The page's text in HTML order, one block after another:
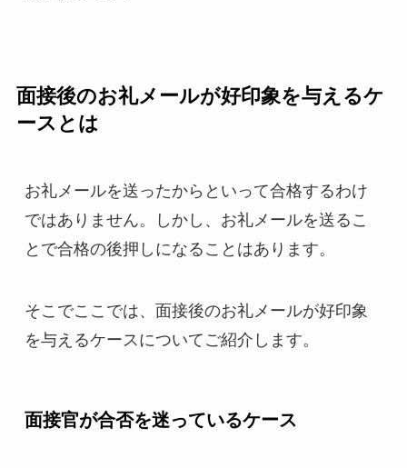
面接後のお礼メールが好印象を与えるケ
ースとは
お礼メールを送ったからといって合格するわけ
ではありません。しかし、お礼メールを送るこ
とで合格の後押しになることはあります。
そこでここでは、面接後のお礼メールが好印象
を与えるケースについてご紹介します。
面接官が合否を迷っているケース